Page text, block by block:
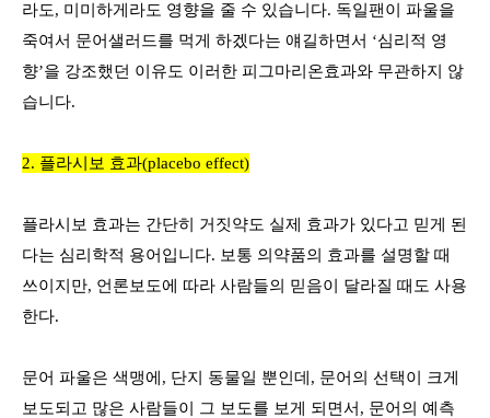
라도, 미미하게라도 영향을 줄 수 있습니다. 독일팬이 파울을
죽여서 문어샐러드를 먹게 하겠다는 얘길하면서 ‘심리적 영
향’을 강조했던 이유도 이러한 피그마리온효과와 무관하지 않
습니다.
2. 플라시보 효과(placebo effect)
플라시보 효과는 간단히 거짓약도 실제 효과가 있다고 믿게 된
다는 심리학적 용어입니다. 보통 의약품의 효과를 설명할 때
쓰이지만, 언론보도에 따라 사람들의 믿음이 달라질 때도 사용
한다.
문어 파울은 색맹에 , 단지 동물일 뿐인데 , 문어의 선택이 크게
보도되고 많은 사람들이 그 보도를 보게 되면서 , 문어의 예측